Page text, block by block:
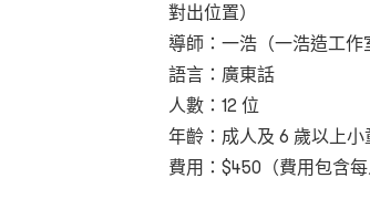
對出位置）
導師：一浩（一浩造工作
語言：廣東話
人數：12 位
年齡：成人及 6 歲以上小
費用：$450（費用包含每